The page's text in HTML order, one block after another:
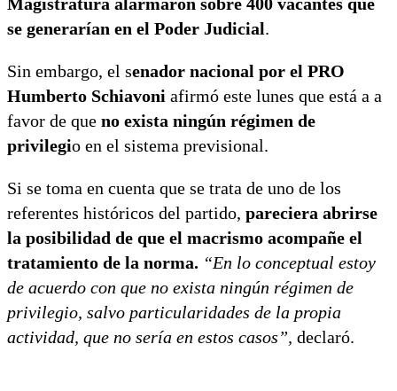
se generarían en el Poder Judicial.
Sin embargo, el senador nacional por el PRO
Humberto Schiavoni afirmó este lunes que está a a
favor de que no exista ningún régimen de
privilegio en el sistema previsional.
Si se toma en cuenta que se trata de uno de los
referentes históricos del partido, pareciera abrirse
la posibilidad de que el macrismo acompañe el
tratamiento de la norma. “En lo conceptual estoy
de acuerdo con que no exista ningún régimen de
privilegio, salvo particularidades de la propia
actividad, que no sería en estos casos”, declaró.